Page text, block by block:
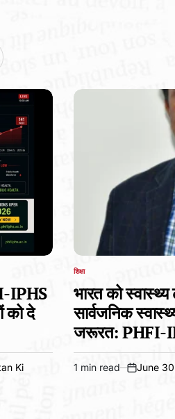
IPHS
को दे
Ki
POSTED
शिक्षा
भारत को
सार्वजनिक
जरूरत: PHFI-
Estimated
1 min read
on
June